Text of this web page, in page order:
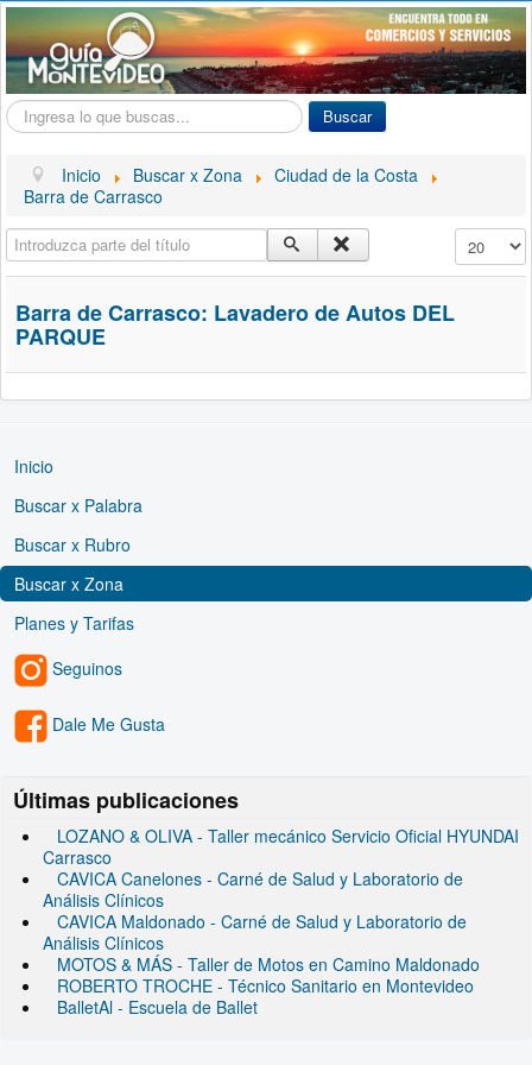
Buscar... Buscar
Inicio Buscar x Zona
Ciudad de la Costa
Barra de Carrasco
Introduzca parte del título Cantidad
Barra de Carrasco: Lavadero de Autos DEL
PARQUE
Inicio
Buscar x Palabra
Buscar x Rubro
Buscar x Zona
Planes y Tarifas
Seguinos
Dale Me Gusta
Últimas publicaciones
LOZANO & OLIVA - Taller mecánico Servicio Oficial HYUNDAI
Carrasco
CAVICA Canelones - Carné de Salud y Laboratorio de
Análisis Clínicos
CAVICA Maldonado - Carné de Salud y Laboratorio de
Análisis Clínicos
MOTOS & MÁS - Taller de Motos en Camino Maldonado
ROBERTO TROCHE - Técnico Sanitario en Montevideo
BalletAl - Escuela de Ballet